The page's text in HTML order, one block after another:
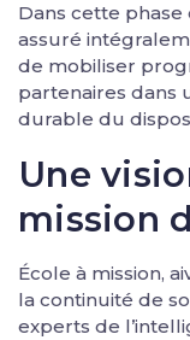
Dans cette
assuré
de mobiliser
partenaires dans
durable du
Une
mission
École à mission,
la continuité de
experts de